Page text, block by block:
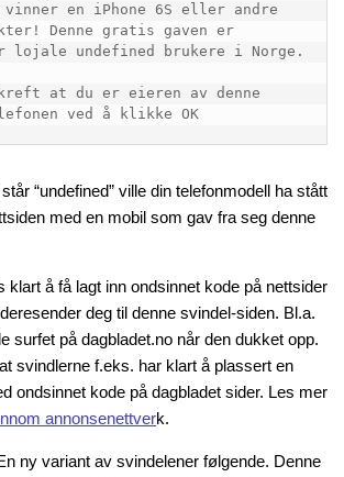
vinner en iPhone 6S eller andre
Denne gratis gaven er
lojale undefined brukere i Norge.
at du er eieren av denne
ved å klikke OK
“undefined” ville din telefonmodell ha stått
med en mobil som gav fra seg denne
klart å få lagt inn ondsinnet kode på nettsider
deg til denne svindel-siden. Bl.a.
surfet på dagbladet.no når den dukket opp.
svindlerne f.eks. har klart å plassert en
ondsinnet kode på dagbladet sider. Les mer
annonsenettverk.
ny variant av svindelener følgende. Denne